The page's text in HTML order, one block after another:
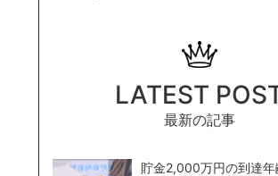
LATEST
最新の記事
貯金2,000万円の到達年